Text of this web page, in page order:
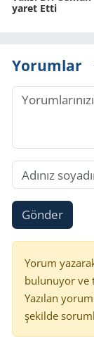
ya­ret Etti
Yorumlar
Gönder
Yorum
bulunuyor ve
Yazılan
şekilde